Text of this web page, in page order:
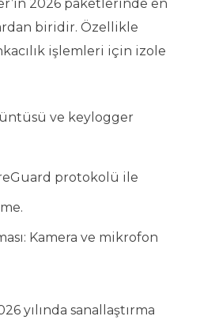
2026 paketlerinde en
biridir. Özellikle
işlemleri için izole
ve keylogger
protokolü ile
Kamera ve mikrofon
yılında sanallaştırma